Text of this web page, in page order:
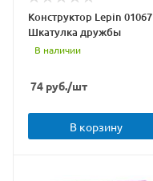
Конструктор Lepin 01067
Шкатулка дружбы
В наличии
74 руб./шт
В корзину